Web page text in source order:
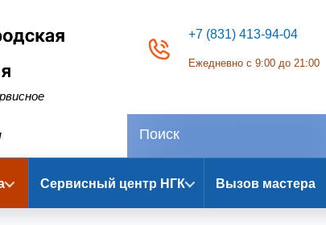
Компания
+7 (831) 413-94-04
Ежедневно с 9:00 до 21:00
Сервисный центр НГК Вызов мастера